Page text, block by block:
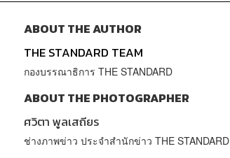
ABOUT THE AUTHOR
THE STANDARD TEAM
กองบรรณาธิการ THE STANDARD
ABOUT THE PHOTOGRAPHER
ศวิตา พูลเสถียร
ช่างภาพข่าว ประจำสำนักข่าว THE STANDARD